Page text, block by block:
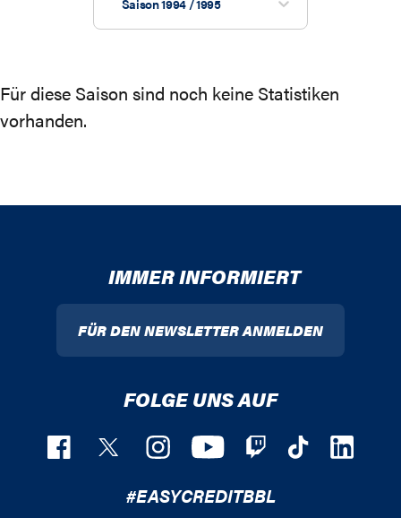
Saison 1994 / 1995
Für diese Saison sind noch keine Statistiken
vorhanden.
IMMER INFORMIERT
FÜR DEN NEWSLETTER ANMELDEN
FOLGE UNS AUF
#EASYCREDITBBL